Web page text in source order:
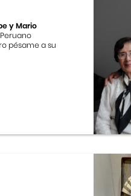
y Mario
pésame a su